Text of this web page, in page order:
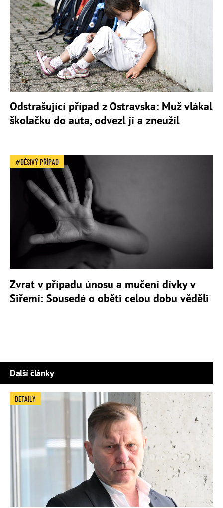
Odstrašující případ z Ostravska: Muž vlákal
školačku do auta, odvezl ji a zneužil
DĚSIVÝ PŘÍPAD
Zvrat v případu únosu a mučení dívky v
Siřemi: Sousedé o oběti celou dobu věděli
Další články
DETAILY